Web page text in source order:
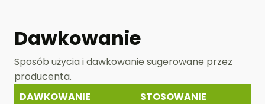
Dawkowanie
Sposób użycia i dawkowanie sugerowane przez
producenta.
DAWKOWANIE
STOSOWANIE